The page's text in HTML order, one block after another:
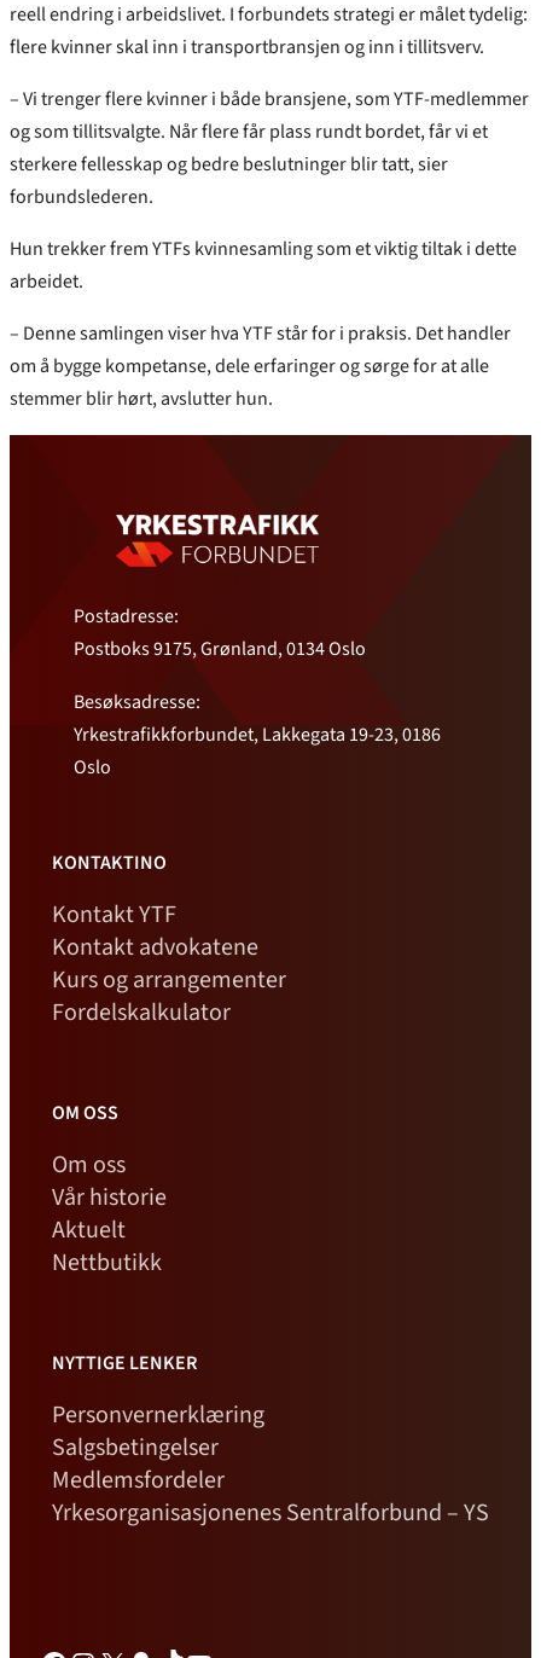
reell endring i arbeidslivet. I forbundets strategi er målet tydelig:
flere kvinner skal inn i transportbransjen og inn i tillitsverv.
– Vi trenger flere kvinner i både bransjene, som YTF-medlemmer
og som tillitsvalgte. Når flere får plass rundt bordet, får vi et
sterkere fellesskap og bedre beslutninger blir tatt, sier
forbundslederen.
Hun trekker frem YTFs kvinnesamling som et viktig tiltak i dette
arbeidet.
– Denne samlingen viser hva YTF står for i praksis. Det handler
om å bygge kompetanse, dele erfaringer og sørge for at alle
stemmer blir hørt, avslutter hun.
Postadresse:
Postboks 9175, Grønland, 0134 Oslo
Besøksadresse:
Yrkestrafikkforbundet, Lakkegata 19-23, 0186
Oslo
KONTAKTINO
Kontakt YTF
Kontakt advokatene
Kurs og arrangementer
Fordelskalkulator
OM OSS
Om oss
Vår historie
Aktuelt
Nettbutikk
NYTTIGE LENKER
Personvernerklæring
Salgsbetingelser
Medlemsfordeler
Yrkesorganisasjonenes Sentralforbund – YS